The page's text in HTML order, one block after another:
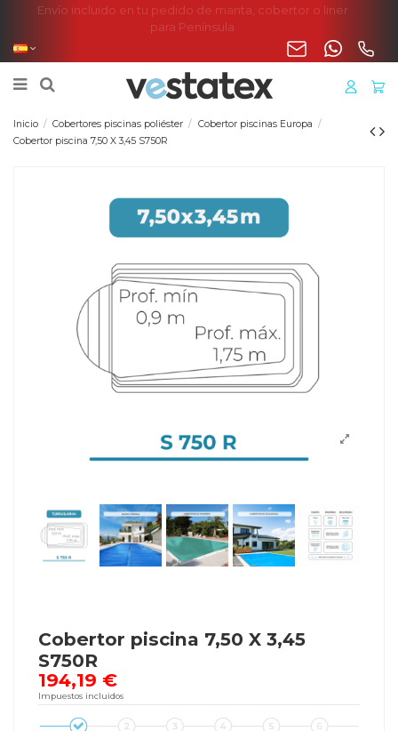
Envío incluido en tu pedido de manta, cobertor o liner
para Península
Inicio Cobertores piscinas poliéster
Cobertor piscinas Europa
Cobertor piscina 7,50 X 3,45 S750R
Cobertor piscina 7,50 X 3,45
S750R
194,19 €
Impuestos incluidos